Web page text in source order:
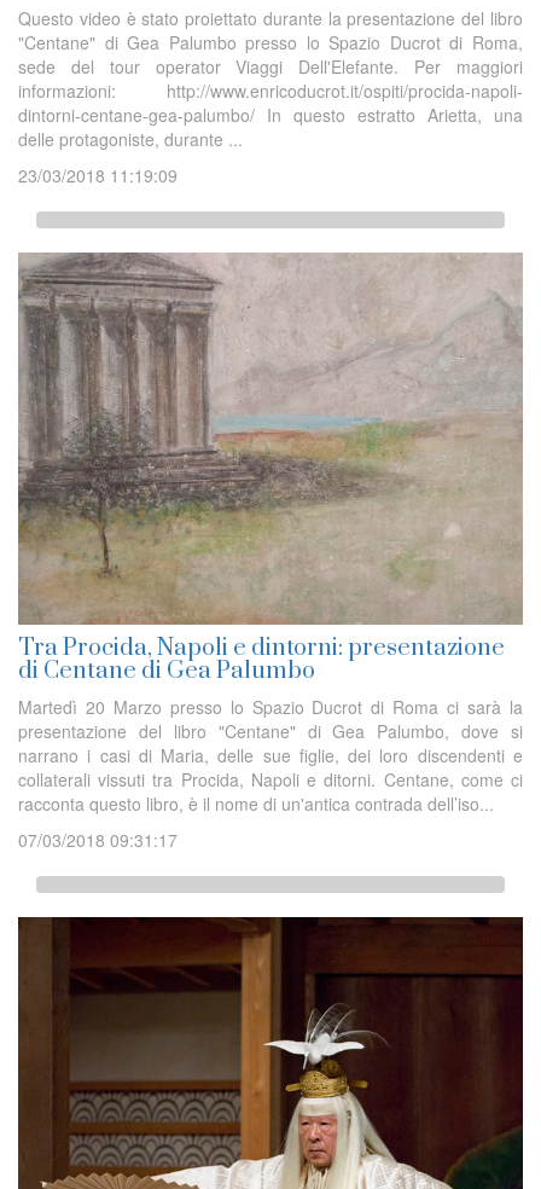
Questo video è stato proiettato durante la presentazione del libro
"Centane" di Gea Palumbo presso lo Spazio Ducrot di Roma,
sede del tour operator Viaggi Dell'Elefante. Per maggiori
informazioni: http://www.enricoducrot.it/ospiti/procida-napoli-
dintorni-centane-gea-palumbo/ In questo estratto Arietta, una
delle protagoniste, durante ...
23/03/2018 11:19:09
Tra Procida, Napoli e dintorni: presentazione
di Centane di Gea Palumbo
Martedì 20 Marzo presso lo Spazio Ducrot di Roma ci sarà la
presentazione del libro "Centane" di Gea Palumbo, dove si
narrano i casi di Maria, delle sue figlie, dei loro discendenti e
collaterali vissuti tra Procida, Napoli e ditorni. Centane, come ci
racconta questo libro, è il nome di un'antica contrada dell’iso...
07/03/2018 09:31:17